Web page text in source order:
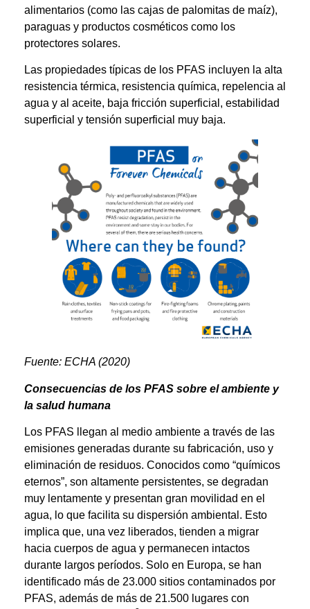
alimentarios (como las cajas de palomitas de maíz),
paraguas y productos cosméticos como los
protectores solares.
Las propiedades típicas de los PFAS incluyen la alta
resistencia térmica, resistencia química, repelencia al
agua y al aceite, baja fricción superficial, estabilidad
superficial y tensión superficial muy baja.
Fuente: ECHA (2020)
Consecuencias de los PFAS sobre el ambiente y
la salud humana
Los PFAS llegan al medio ambiente a través de las
emisiones generadas durante su fabricación, uso y
eliminación de residuos. Conocidos como “químicos
eternos”, son altamente persistentes, se degradan
muy lentamente y presentan gran movilidad en el
agua, lo que facilita su dispersión ambiental. Esto
implica que, una vez liberados, tienden a migrar
hacia cuerpos de agua y permanecen intactos
durante largos períodos. Solo en Europa, se han
identificado más de 23.000 sitios contaminados por
PFAS, además de más de 21.500 lugares con